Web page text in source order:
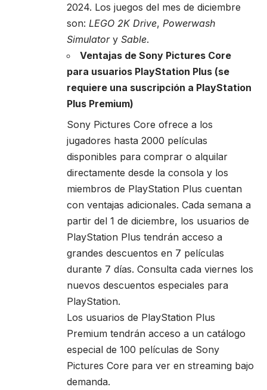
2024. Los juegos del mes de diciembre
son: LEGO 2K Drive, Powerwash
Simulatory Sable.
Ventajas de Sony Pictures Core
para usuarios PlayStation Plus (se
requiere una suscripción a PlayStation
Plus Premium)
Sony Pictures Core ofrece a los
jugadores hasta 2000 películas
disponibles para comprar o alquilar
directamente desde la consola y los
miembros de PlayStation Plus cuentan
con ventajas adicionales. Cada semana a
partir del 1 de diciembre, los usuarios de
PlayStation Plus tendrán acceso a
grandes descuentos en 7 películas
durante 7 días. Consulta cada viernes los
nuevos descuentos especiales para
PlayStation.
Los usuarios de PlayStation Plus
Premium tendrán acceso a un catálogo
especial de 100 películas de Sony
Pictures Core para ver en streaming bajo
demanda.